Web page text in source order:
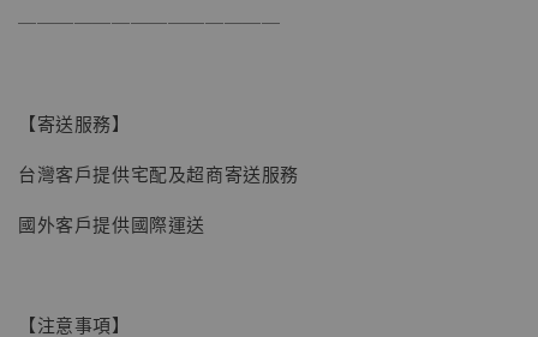
──────────────
【寄送服務】
台灣客戶提供宅配及超商寄送服務
國外客戶提供國際運送
【注意事項】